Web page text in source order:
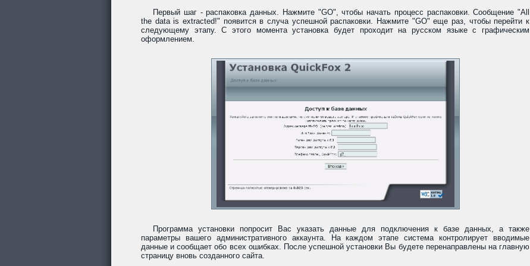
Первый шаг - распаковка данных. Нажмите "GO", чтобы начать процесс распаковки. Сообщение "All
the data is extracted!" появится в случа успешной распаковки. Нажмите "GO" еще раз, чтобы перейти к
следующему этапу. С этого момента установка будет проходит на русском языке с графическим
оформлением.
Программа установки попросит Вас указать данные для подключения к базе данных, а также
параметры вашего административного аккаунта. На каждом этапе система контролирует вводимые
данные и сообщает обо всех ошибках. После успешной установки Вы будете перенаправлены на главную
страницу вновь созданного сайта.